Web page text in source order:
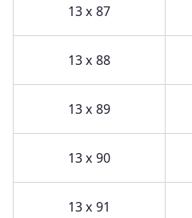
13 x 87
13 x 88
13 x 89
13 x 90
13 x 91